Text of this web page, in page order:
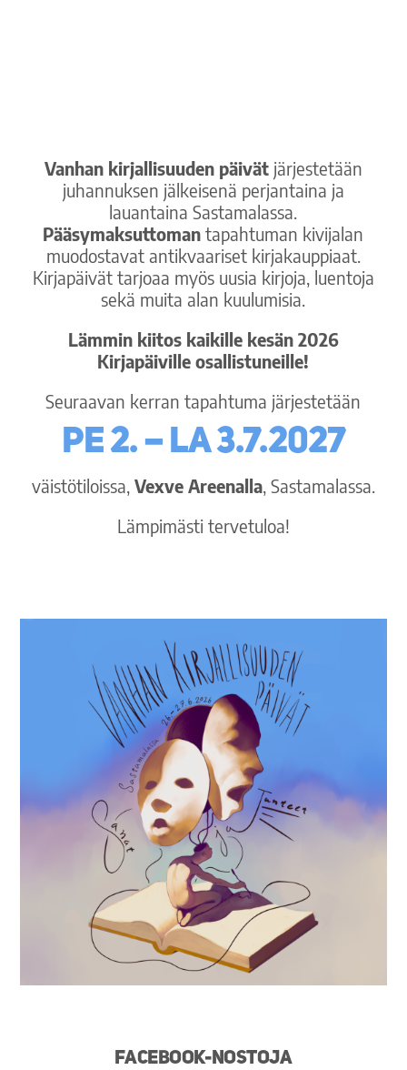
Vanhan kirjallisuuden päivätjärjestetään
juhannuksen jälkeisenä perjantaina ja
lauantaina Sastamalassa.
Pääsymaksuttoman tapahtuman kivijalan
muodostavat antikvaariset kirjakauppiaat.
Kirjapäivät tarjoaa myös uusia kirjoja, luentoja
sekä muita alan kuulumisia.
Lämmin kiitos kaikille kesän 2026
Kirjapäiville osallistuneille!
Seuraavan kerran tapahtuma järjestetään
pe 2. – la 3.7.2027
väistötiloissa, Vexve Areenalla, Sastamalassa.
Lämpimästi tervetuloa!
Facebook-nostoja